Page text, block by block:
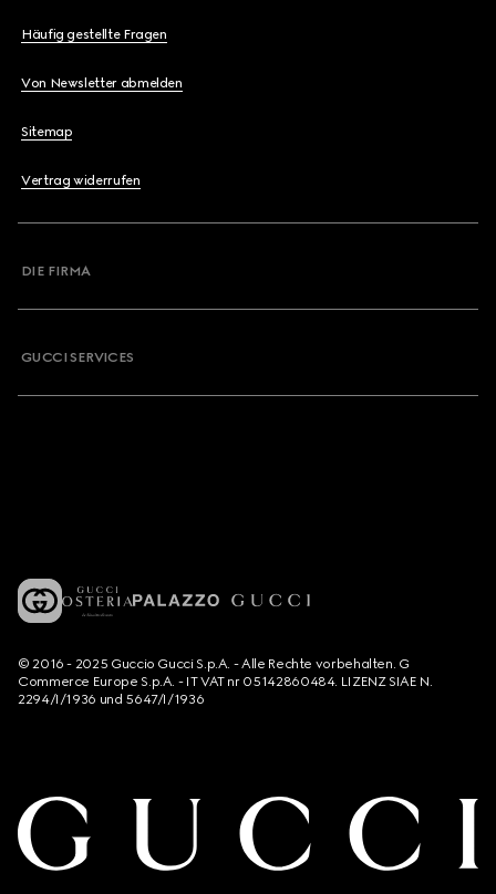
Häufig gestellte Fragen
Von Newsletter abmelden
Sitemap
Vertrag widerrufen
DIE FIRMA
GUCCI SERVICES
© 2016 - 2025 Guccio Gucci S.p.A. - Alle Rechte vorbehalten. G
Commerce Europe S.p.A. - IT VAT nr 05142860484. LIZENZ SIAE N.
2294/I/1936 und 5647/I/1936